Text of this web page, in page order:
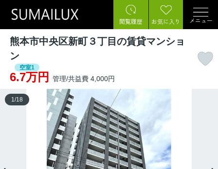
閲覧履歴 お気に入り メニュー
熊本市中央区新町３丁目の賃貸マンショ
ン
空室1
6.7万円 管理/共益費 4,000円
1 /18